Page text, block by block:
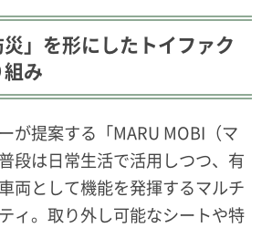
災」を形にしたトイファク
み
が提案する「MARU MOBI（マ
段は日常生活で活用しつつ、有
両として機能を発揮するマルチ
ィ。取り外し可能なシートや特